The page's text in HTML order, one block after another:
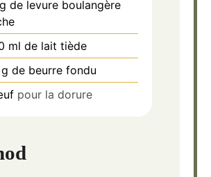
g de levure boulangère
ml de lait tiède
g de beurre fondu
pour la dorure